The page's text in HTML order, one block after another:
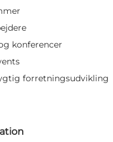
konferencer
forretningsudvikling